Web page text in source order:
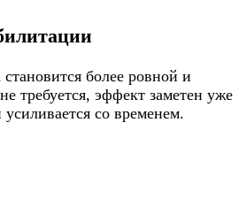
более ровной и
требуется, эффект заметен уже
усиливается со временем.